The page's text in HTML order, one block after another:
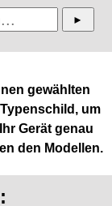
gewählten
um
Gerät genau
den Modellen.